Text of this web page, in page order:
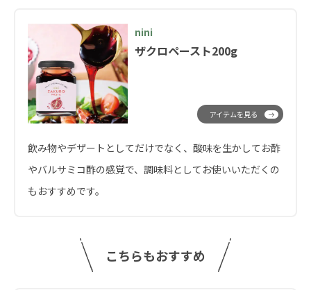
ザクロペースト200g
nini
飲み物やデザートとしてだけでなく、酸味を生かしてお酢
やバルサミコ酢の感覚で、調味料としてお使いいただくの
もおすすめです。
アイテムを見る
こちらもおすすめ